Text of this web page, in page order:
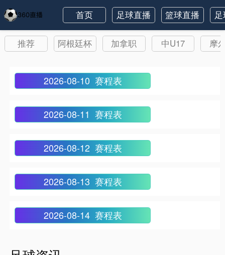
首页 足球直播 篮球直播
推荐 阿根廷杯 加拿职 中U17 摩
2026-08-10 赛程表
2026-08-11 赛程表
2026-08-12 赛程表
2026-08-13 赛程表
2026-08-14 赛程表